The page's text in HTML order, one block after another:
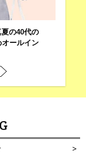
の40代の
ールイン